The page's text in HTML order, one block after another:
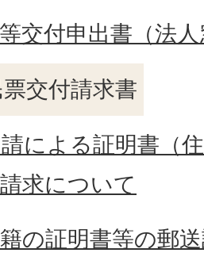
交付申出書（法
交付請求書
による証明書（
求について
の証明書等の郵